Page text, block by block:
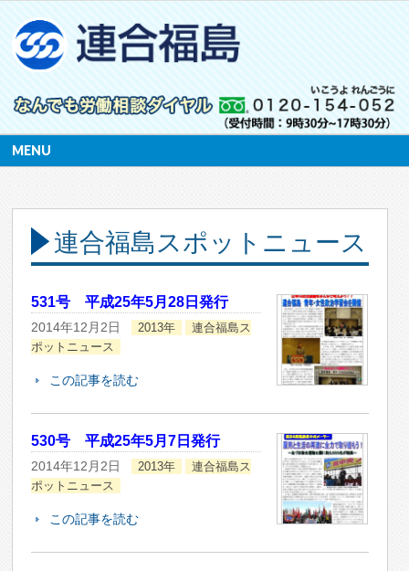
MENU
連合福島スポットニュース
531号 平成25年5月28日発行
2014年12月2日 2013年
連合福島ス
ポットニュース
この記事を読む
530号 平成25年5月7日発行
2014年12月2日 2013年
連合福島ス
ポットニュース
この記事を読む